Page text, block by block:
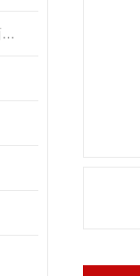
304不锈钢防水电子地磅超低台面带斜坡